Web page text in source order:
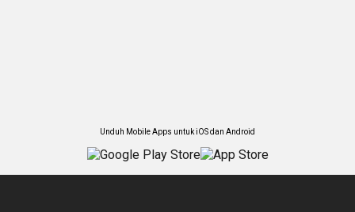
Unduh Mobile Apps untuk iOS dan Android